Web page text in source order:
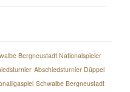
Bergneustadt Nationalspieler
Abschiedsturnier Düppel
Schwalbe Bergneustadt